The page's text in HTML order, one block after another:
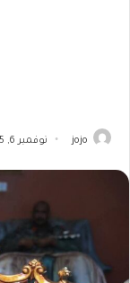
jojo نوفمبر 6, 2025